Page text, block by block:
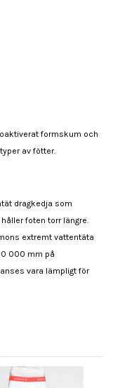
formskum och
av fötter.
dragkedja som
foten torr längre.
extremt vattentäta
000 mm på
vara lämpligt för